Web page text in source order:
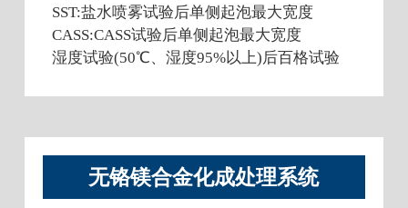
SST:盐水喷雾试验后单侧起泡最大宽度
CASS:CASS试验后单侧起泡最大宽度
湿度试验(50℃、湿度95%以上)后百格试验
无铬镁合金化成处理系统